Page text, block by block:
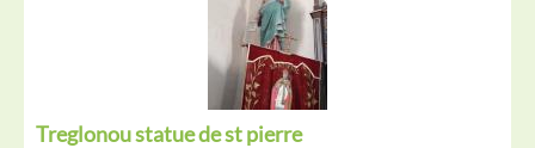
Treglonou statue de st pierre